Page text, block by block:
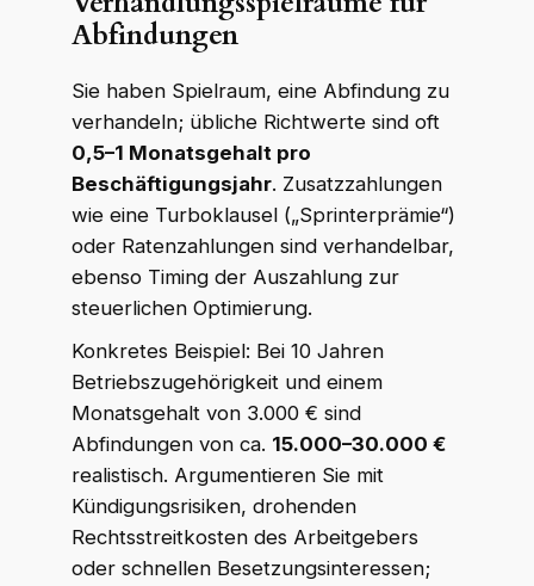
Abfindungen
Sie haben Spielraum, eine Abfindung zu
verhandeln; übliche Richtwerte sind oft
0,5–1 Monatsgehalt pro
Beschäftigungsjahr. Zusatzzahlungen
wie eine Turboklausel („Sprinterprämie“)
oder Ratenzahlungen sind verhandelbar,
ebenso Timing der Auszahlung zur
steuerlichen Optimierung.
Konkretes Beispiel: Bei 10 Jahren
Betriebszugehörigkeit und einem
Monatsgehalt von 3.000 € sind
Abfindungen von ca. 15.000–30.000 €
realistisch. Argumentieren Sie mit
Kündigungsrisiken, drohenden
Rechtsstreitkosten des Arbeitgebers
oder schnellen Besetzungsinteressen;